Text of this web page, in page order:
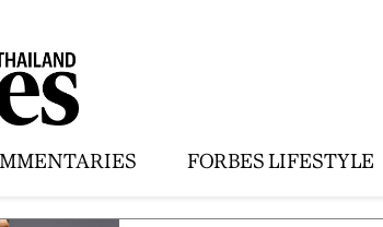
FORBES LIFESTYLE